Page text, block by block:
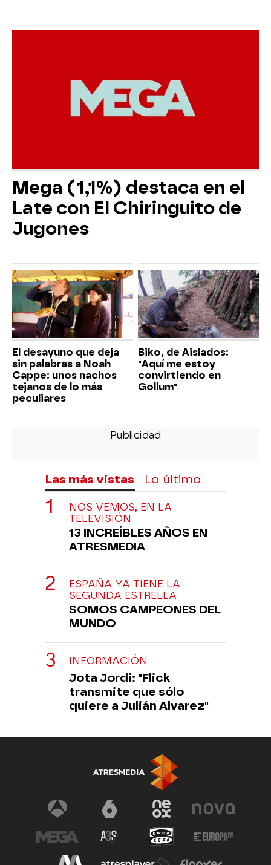
Mega (1,1%) destaca en el
Late con El Chiringuito de
Jugones
El desayuno que deja
sin palabras a Noah
Cappe: unos nachos
tejanos de lo más
peculiares
Biko, de Aislados:
"Aquí me estoy
convirtiendo en
Gollum"
Las más vistas Lo último
NOS VEMOS, EN LA
TELEVISIÓN
13 INCREÍBLES AÑOS EN
ATRESMEDIA
ESPAÑA YA TIENE LA
SEGUNDA ESTRELLA
SOMOS CAMPEONES DEL
MUNDO
INFORMACIÓN
Jota Jordi: "Flick
transmite que sólo
quiere a Julián Alvarez"